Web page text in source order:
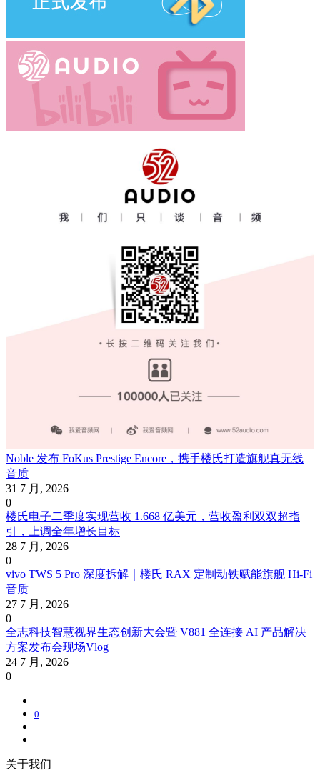
Noble 发布 FoKus Prestige Encore，携手楼氏打造旗舰真无线
音质
31 7 月, 2026
0
楼氏电子二季度实现营收 1.668 亿美元，营收盈利双双超指
引，上调全年增长目标
28 7 月, 2026
0
vivo TWS 5 Pro 深度拆解｜楼氏 RAX 定制动铁赋能旗舰 Hi‑Fi
音质
27 7 月, 2026
0
全志科技智慧视界生态创新大会暨 V881 全连接 AI 产品解决
方案发布会现场Vlog
24 7 月, 2026
0
0
关于我们